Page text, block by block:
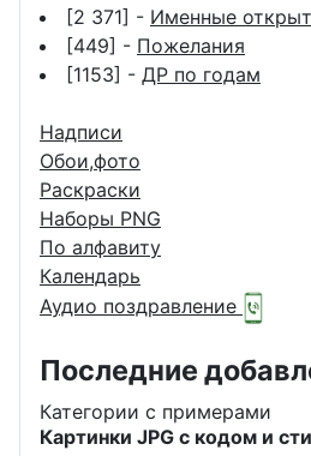
[2 371] - Именные
[449] - Пожелания
[1153] - ДР по годам
Надписи
Обои,фото
Раскраски
Наборы PNG
По алфавиту
Календарь
Аудио поздравление
Последние
Категории с примерами
Картинки JPG с кодом и